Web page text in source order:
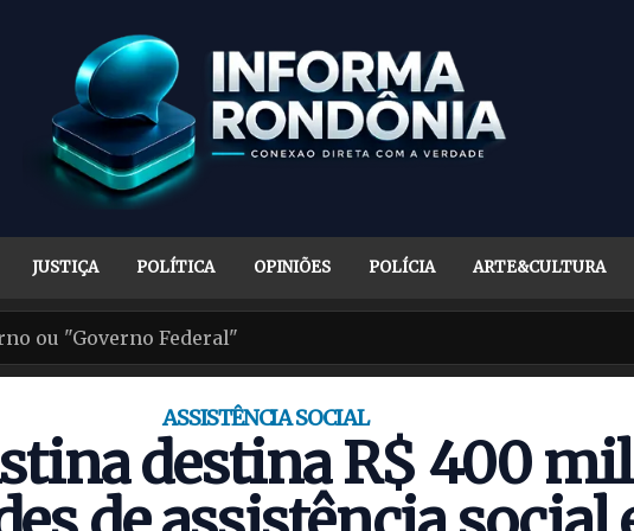
JUSTIÇA POLÍTICA OPINIÕES POLÍCIA ARTE&CULTURA
ASSISTÊNCIA SOCIAL
destina R$ 400